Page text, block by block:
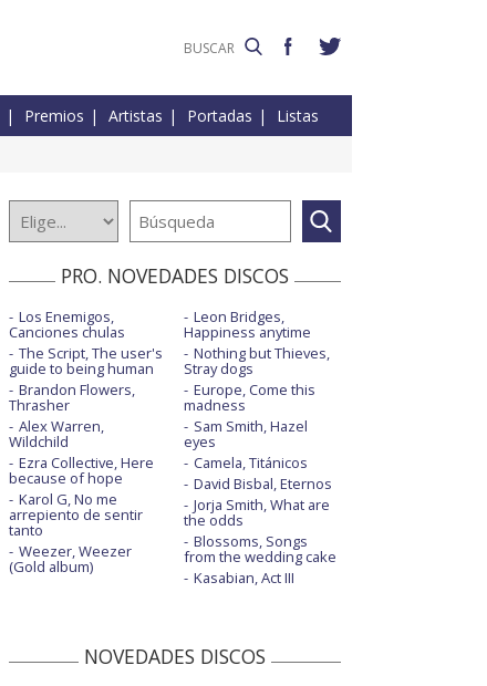
Premios Artistas Portadas Listas
PRO. NOVEDADES DISCOS
Los Enemigos,
Canciones chulas
The Script, The user's
guide to being human
Brandon Flowers,
Thrasher
Alex Warren,
Wildchild
Ezra Collective, Here
because of hope
Karol G, No me
arrepiento de sentir
tanto
Weezer, Weezer
(Gold album)
Leon Bridges,
Happiness anytime
Nothing but Thieves,
Stray dogs
Europe, Come this
madness
Sam Smith, Hazel
eyes
Camela, Titánicos
David Bisbal, Eternos
Jorja Smith, What are
the odds
Blossoms, Songs
from the wedding cake
Kasabian, Act III
NOVEDADES DISCOS